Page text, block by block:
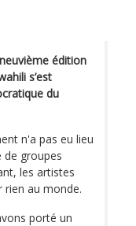
édition
s’est
du
n'a pas eu lieu
de groupes
les artistes
rien au monde.
porté un